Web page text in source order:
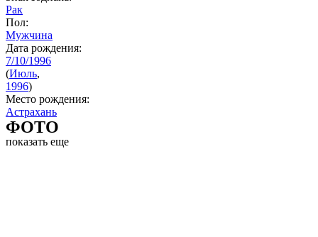
Рак
Пол:
Мужчина
Дата рождения:
7/10/1996
(Июль,
1996)
Место рождения:
Астрахань
ФОТО
показать еще